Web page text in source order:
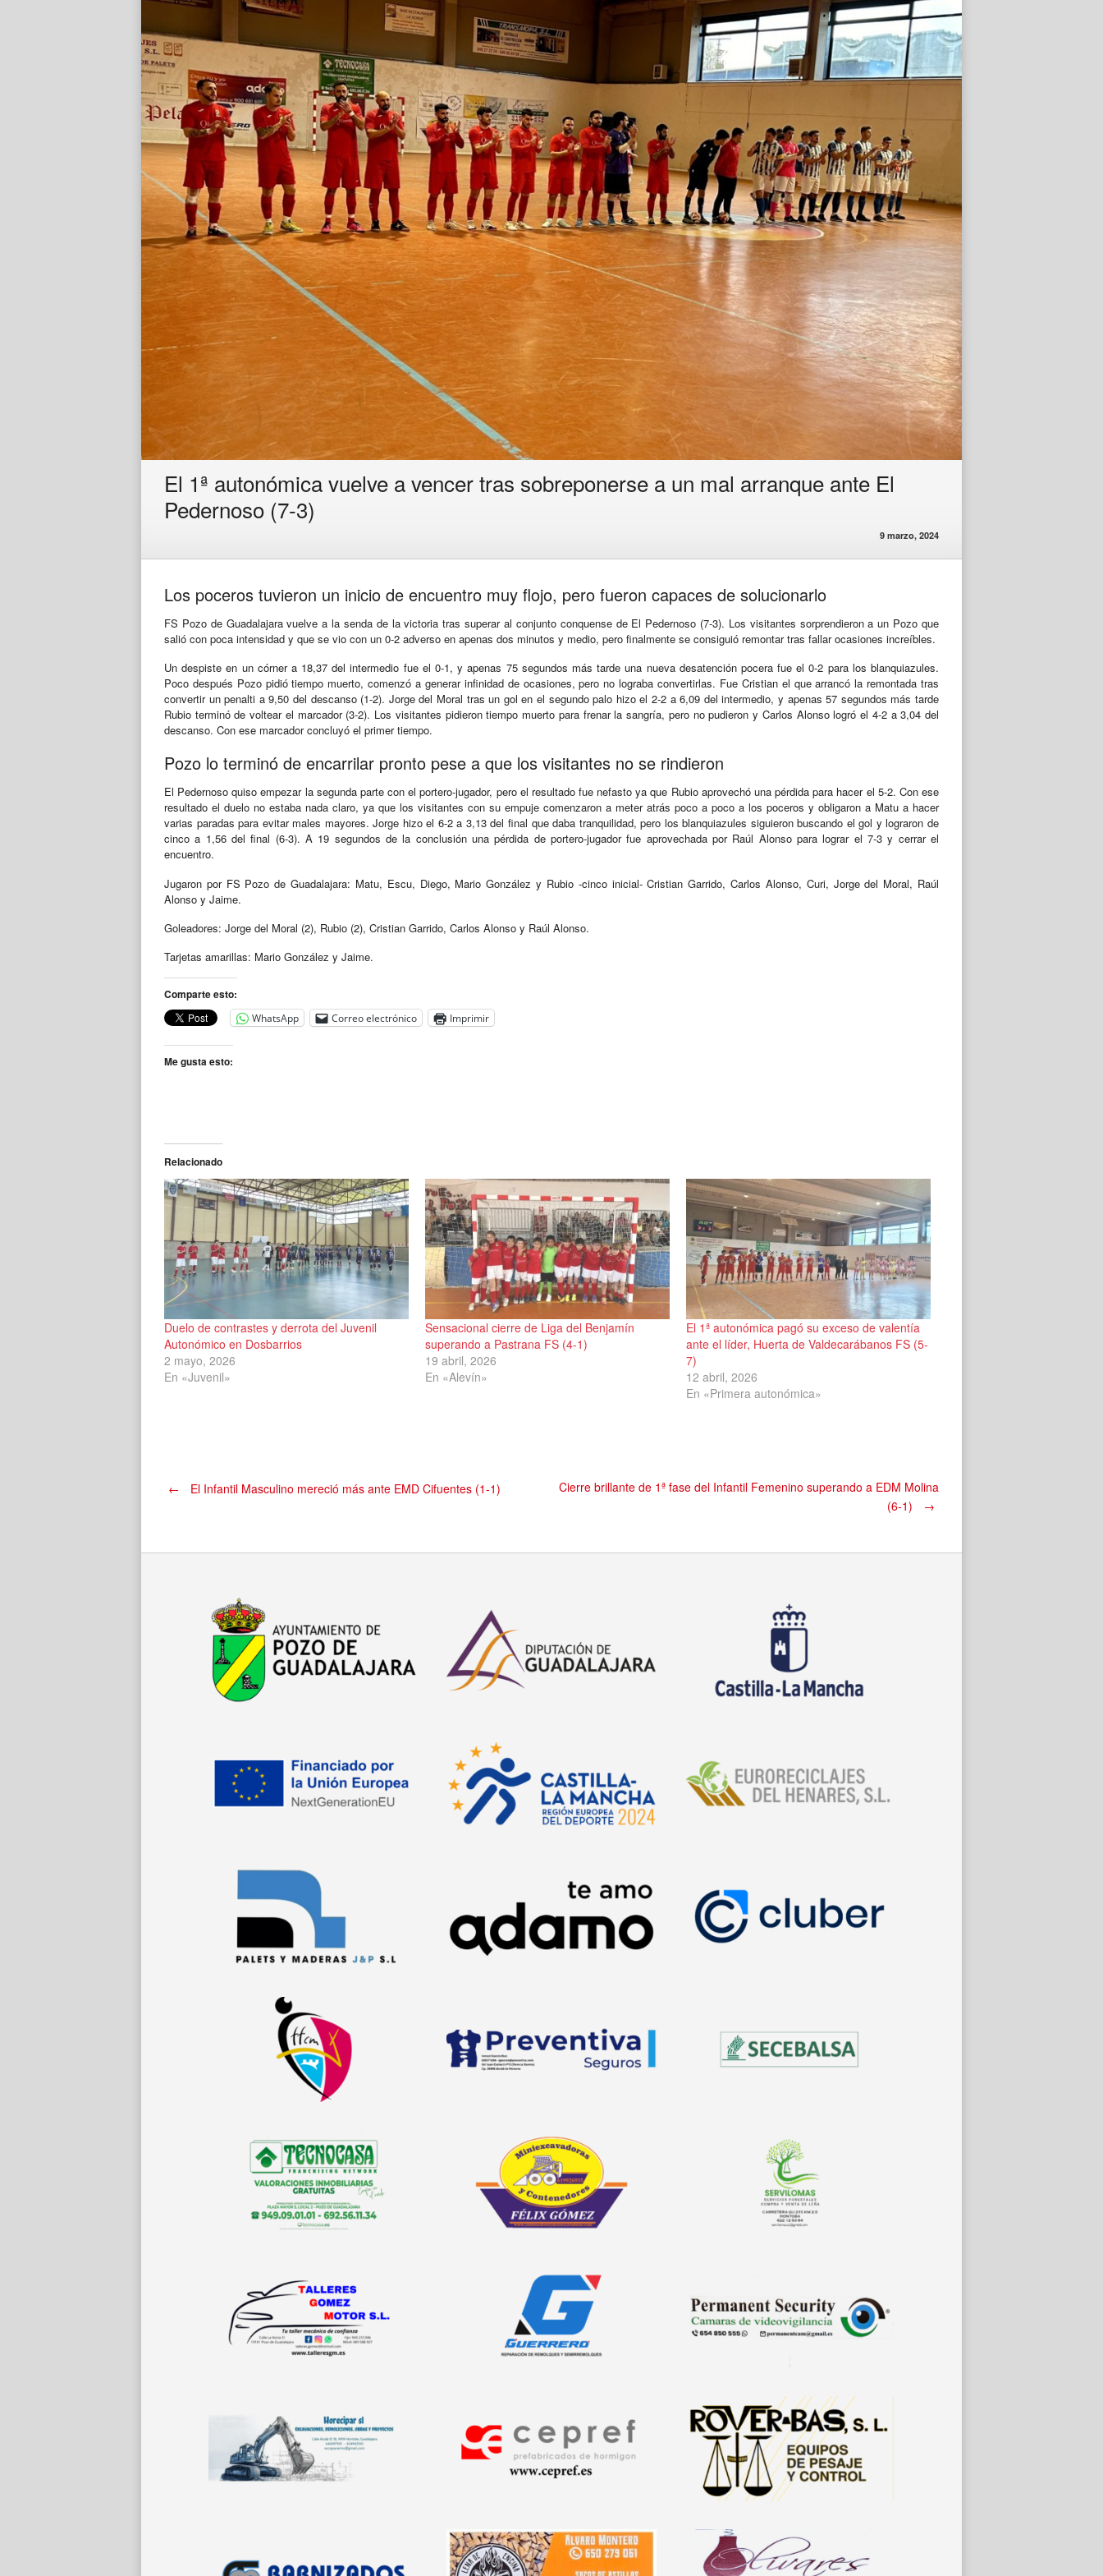
El 1ª autonómica vuelve a vencer tras sobreponerse a un mal arranque ante El
Pedernoso (7-3)
9 marzo, 2024
Los poceros tuvieron un inicio de encuentro muy flojo, pero fueron capaces de solucionarlo
FS Pozo de Guadalajara vuelve a la senda de la victoria tras superar al conjunto conquense de El Pedernoso (7-3). Los visitantes sorprendieron a un Pozo que
salió con poca intensidad y que se vio con un 0-2 adverso en apenas dos minutos y medio, pero finalmente se consiguió remontar tras fallar ocasiones increíbles.
Un despiste en un córner a 18,37 del intermedio fue el 0-1, y apenas 75 segundos más tarde una nueva desatención pocera fue el 0-2 para los blanquiazules.
Poco después Pozo pidió tiempo muerto, comenzó a generar infinidad de ocasiones, pero no lograba convertirlas. Fue Cristian el que arrancó la remontada tras
convertir un penalti a 9,50 del descanso (1-2). Jorge del Moral tras un gol en el segundo palo hizo el 2-2 a 6,09 del intermedio, y apenas 57 segundos más tarde
Rubio terminó de voltear el marcador (3-2). Los visitantes pidieron tiempo muerto para frenar la sangría, pero no pudieron y Carlos Alonso logró el 4-2 a 3,04 del
descanso. Con ese marcador concluyó el primer tiempo.
Pozo lo terminó de encarrilar pronto pese a que los visitantes no se rindieron
El Pedernoso quiso empezar la segunda parte con el portero-jugador, pero el resultado fue nefasto ya que Rubio aprovechó una pérdida para hacer el 5-2. Con ese
resultado el duelo no estaba nada claro, ya que los visitantes con su empuje comenzaron a meter atrás poco a poco a los poceros y obligaron a Matu a hacer
varias paradas para evitar males mayores. Jorge hizo el 6-2 a 3,13 del final que daba tranquilidad, pero los blanquiazules siguieron buscando el gol y lograron de
cinco a 1,56 del final (6-3). A 19 segundos de la conclusión una pérdida de portero-jugador fue aprovechada por Raúl Alonso para lograr el 7-3 y cerrar el
encuentro.
Jugaron por FS Pozo de Guadalajara: Matu, Escu, Diego, Mario González y Rubio -cinco inicial- Cristian Garrido, Carlos Alonso, Curi, Jorge del Moral, Raúl
Alonso y Jaime.
Goleadores: Jorge del Moral (2), Rubio (2), Cristian Garrido, Carlos Alonso y Raúl Alonso.
Tarjetas amarillas: Mario González y Jaime.
Comparte esto:
WhatsApp Correo electrónico Imprimir
Me gusta esto:
Relacionado
Duelo de contrastes y derrota del Juvenil
Autonómico en Dosbarrios
2 mayo, 2026
En «Juvenil»
Sensacional cierre de Liga del Benjamín
superando a Pastrana FS (4-1)
19 abril, 2026
En «Alevín»
El 1ª autonómica pagó su exceso de valentía
ante el líder, Huerta de Valdecarábanos FS (5-
7)
12 abril, 2026
En «Primera autonómica»
Navegación
de
entradas
← El Infantil Masculino mereció más ante EMD Cifuentes (1-1)
Cierre brillante de 1ª fase del Infantil Femenino superando a EDM Molina
(6-1)
→